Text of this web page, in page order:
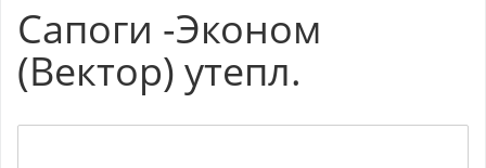
Сапоги -Эконом
(Вектор) утепл.